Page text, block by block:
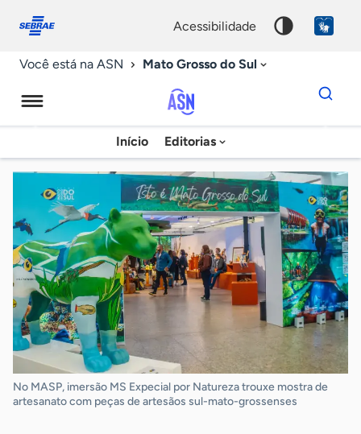
conosco
acessibilidade
Você está na ASN Mato Grosso do Sul
Agência
Sebrae
de
Notícias
Início Editorias
Dados
para
chave
No MASP, imersão MS Expecial por Natureza trouxe mostra de
artesanato com peças de artesãos sul-mato-grossenses